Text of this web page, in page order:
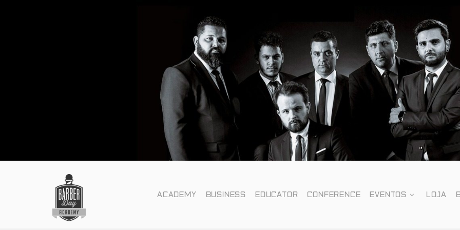
ACADEMY BUSINESS EDUCATOR CONFERENCE EVENTOS LOJA